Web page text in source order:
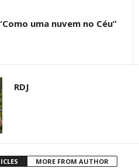
uma nuvem no Céu”
RDJ
MORE FROM AUTHOR